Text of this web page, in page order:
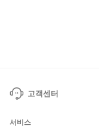
고객센터
서비스